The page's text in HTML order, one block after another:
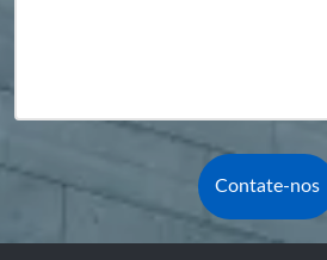
Contate-nos